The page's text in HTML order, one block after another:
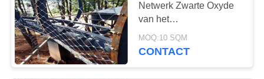
De Installatielatwerk
van de draadkabel
18
Netwerk Zwarte Oxyde
van het
Papegaaivogelhuis
Gediplomeerd het
MOQ:10 SQM
CONTACT